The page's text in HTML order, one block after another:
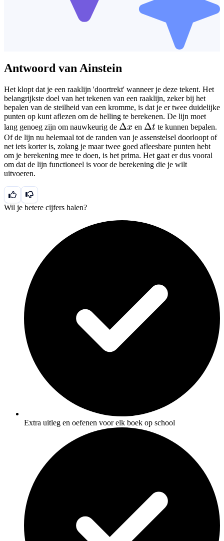
Antwoord van Ainstein
Het klopt dat je een raaklijn 'doortrekt' wanneer je deze tekent. Het
belangrijkste doel van het tekenen van een raaklijn, zeker bij het
bepalen van de steilheid van een kromme, is dat je er twee duidelijke
punten op kunt aflezen om de helling te berekenen. De lijn moet
lang genoeg zijn om nauwkeurig de \Delta
x
Δx en \Delta
t
Δt te kunnen bepalen.
Of de lijn nu helemaal tot de randen van je assenstelsel doorloopt of
net iets korter is, zolang je maar twee goed afleesbare punten hebt
om je berekening mee te doen, is het prima. Het gaat er dus vooral
om dat de lijn functioneel is voor de berekening die je wilt
uitvoeren.
Wil je betere cijfers halen?
Extra uitleg en oefenen voor elk boek op school